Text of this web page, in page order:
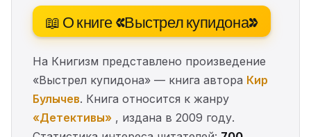
📖 О книге «Выстрел купидона»
На Книгизм представлено произведение
«Выстрел купидона» — книга автора Кир
Булычев. Книга относится к жанру
«Детективы» , издана в 2009 году.